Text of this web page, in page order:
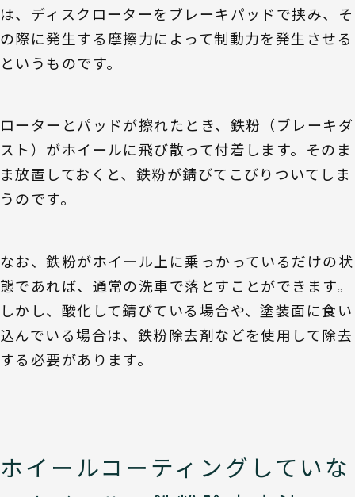
は、ディスクローターをブレーキパッドで挟み、そ
の際に発生する摩擦力によって制動力を発生させる
というものです。
ローターとパッドが擦れたとき、鉄粉（ブレーキダ
スト）がホイールに飛び散って付着します。そのま
ま放置しておくと、鉄粉が錆びてこびりついてしま
うのです。
なお、鉄粉がホイール上に乗っかっているだけの状
態であれば、通常の洗車で落とすことができます。
しかし、酸化して錆びている場合や、塗装面に食い
込んでいる場合は、鉄粉除去剤などを使用して除去
する必要があります。
ホイールコーティングしていな